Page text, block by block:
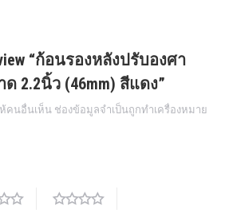
“ก้อนรองหลังปรับองศา
ด 2.2นิ้ว (46mm) สีแดง”
คนอื่นเห็น ช่องข้อมูลจำเป็นถูกทำเครื่องหมาย